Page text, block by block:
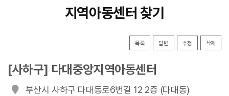
지역아동센터 찾기
목록 답변 수정 삭제
[사하구] 다대중앙지역아동센터
부산시 사하구 다대동로6번길 12 2층 (다대동)